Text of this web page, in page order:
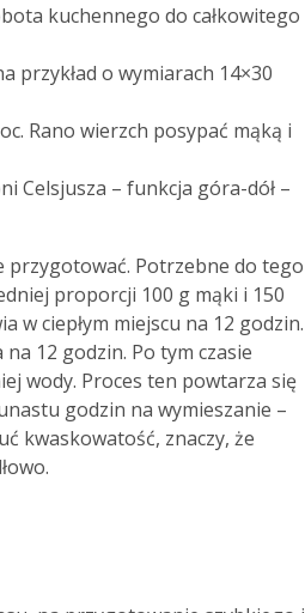
kuchennego do całkowitego
przykład o wymiarach 14×30
Rano wierzch posypać mąką i
Celsjusza – funkcja góra-dół –
przygotować. Potrzebne do tego
proporcji 100 g mąki i 150
w ciepłym miejscu na 12 godzin.
12 godzin. Po tym czasie
wody. Proces ten powtarza się
godzin na wymieszanie –
kwaskowatość, znaczy, że